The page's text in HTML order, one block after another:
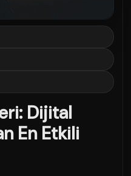
Dijital
En Etkili